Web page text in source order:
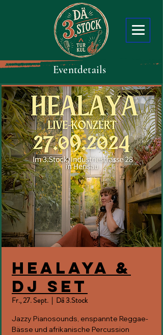
Eventdetails
Healaya &
DJ Set
Fr., 27. Sept.
  |
Dä 3.Stock
Jazzy Pianosounds, enspannte Reggae-
Bässe und afrikanische Percussion